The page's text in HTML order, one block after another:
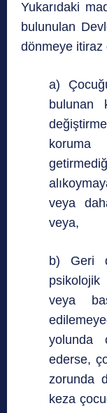
Yukarıdaki
bulunulan
dönmeye itiraz
a)
bulunan
koruma
veya
veya,
b) Geri
psikolojik
veya
yolunda
ederse,
zorunda
keza